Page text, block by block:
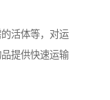
活体等，对运
提供快速运输